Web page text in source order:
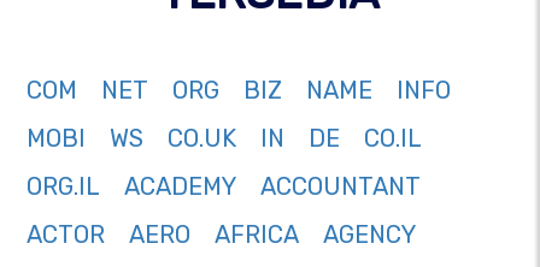
COM NET ORG BIZ NAME
INFO
MOBI
WS CO.UK IN DE
CO.IL
ORG.IL
ACADEMY
ACCOUNTANT
ACTOR
AERO AFRICA
AGENCY